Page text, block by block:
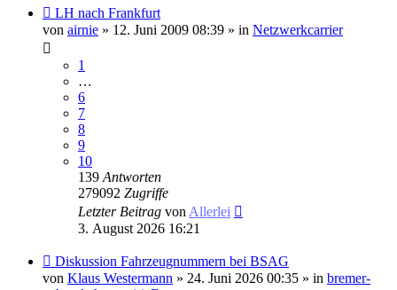
Neuer
Beitrag
LH nach Frankfurt
von airnie » 12. Juni 2009 08:39 » in Netzwerkcarrier
1
…
6
7
8
9
10
139 Antworten
279092 Zugriffe
Letzter Beitrag von Allerlei
3. August 2026 16:21
Neuer
Beitrag
Diskussion Fahrzeugnummern bei BSAG
von Klaus Westermann » 24. Juni 2026 00:35 » in bremer-